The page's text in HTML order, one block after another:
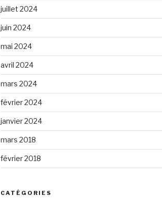
juillet 2024
juin 2024
mai 2024
avril 2024
mars 2024
février 2024
janvier 2024
mars 2018
février 2018
CATÉGORIES